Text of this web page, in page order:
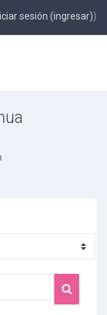
sesión (ingresar))
Buscar